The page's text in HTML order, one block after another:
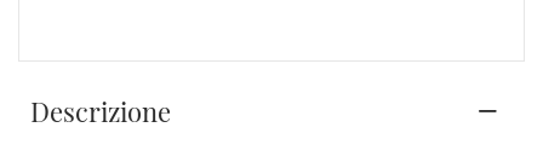
Descrizione